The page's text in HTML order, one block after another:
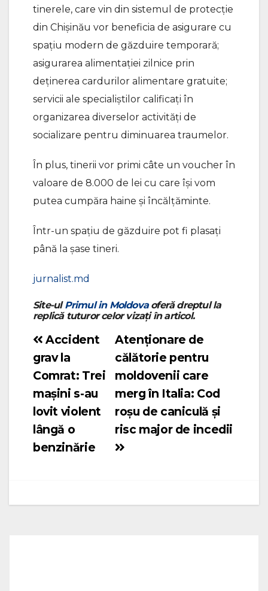
tinerele, care vin din sistemul de protecție
din Chișinău vor beneficia de asigurare cu
spațiu modern de găzduire temporară;
asigurarea alimentației zilnice prin
deținerea cardurilor alimentare gratuite;
servicii ale specialiștilor calificați în
organizarea diverselor activități de
socializare pentru diminuarea traumelor.
În plus, tinerii vor primi câte un voucher în
valoare de 8.000 de lei cu care îşi vom
putea cumpăra haine şi încălţăminte.
Într-un spațiu de găzduire pot fi plasați
până la șase tineri.
jurnalist.md
Site-ulPrimul in Moldovaoferă dreptul la
replică tuturor celor vizați în articol.
Navigare
în
articole
Atenționare de
călătorie pentru
moldovenii care
merg în Italia: Cod
roșu de caniculă și
risc major de incedii
Accident
grav la
Comrat: Trei
mașini s-au
lovit violent
lângă o
benzinărie